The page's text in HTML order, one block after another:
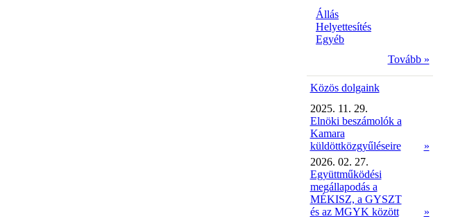
Állás
Helyettesítés
Egyéb
Tovább »
Közös dolgaink
2025. 11. 29.
Elnöki beszámolók a
Kamara
küldöttközgyűléseire
»
2026. 02. 27.
Együttműködési
megállapodás a
MÉKISZ, a GYSZT
és az MGYK között
»